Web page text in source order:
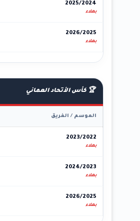
2025/2024
بهلاء
2026/2025
بهلاء
🏆 كأس الأتحاد العماني
الموسم / الفريق
2023/2022
بهلاء
2024/2023
بهلاء
2026/2025
بهلاء